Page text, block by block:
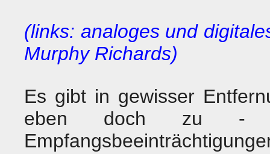
(links: analoges und
Murphy Richards)
Es gibt in gewisser
eben doch zu